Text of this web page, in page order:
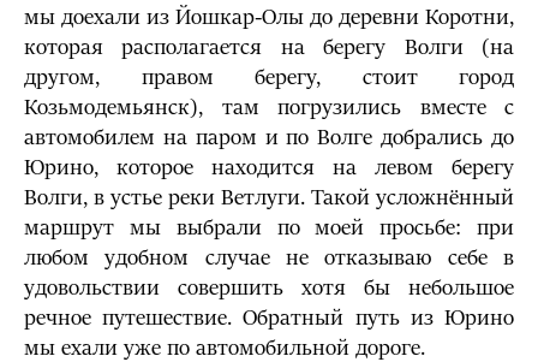
мы доехали из Йошкар-Олы до деревни Коротни,
которая располагается на берегу Волги (на
другом, правом берегу, стоит город
Козьмодемьянск), там погрузились вместе с
автомобилем на паром и по Волге добрались до
Юрино, которое находится на левом берегу
Волги, в устье реки Ветлуги. Такой усложнённый
маршрут мы выбрали по моей просьбе: при
любом удобном случае не отказываю себе в
удовольствии совершить хотя бы небольшое
речное путешествие. Обратный путь из Юрино
мы ехали уже по автомобильной дороге.